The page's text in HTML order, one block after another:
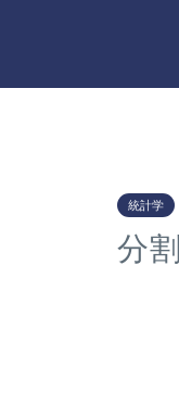
統計学
分